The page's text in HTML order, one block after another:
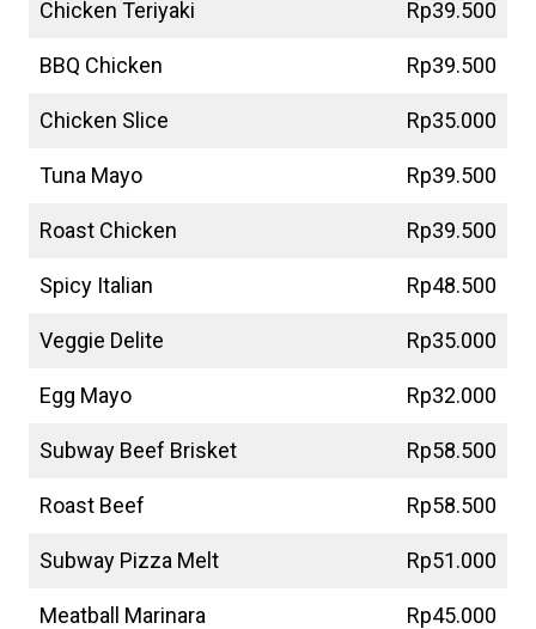
Chicken Teriyaki Rp39.500
BBQ Chicken Rp39.500
Chicken Slice Rp35.000
Tuna Mayo Rp39.500
Roast Chicken Rp39.500
Spicy Italian Rp48.500
Veggie Delite Rp35.000
Egg Mayo Rp32.000
Subway Beef Brisket Rp58.500
Roast Beef Rp58.500
Subway Pizza Melt Rp51.000
Meatball Marinara Rp45.000